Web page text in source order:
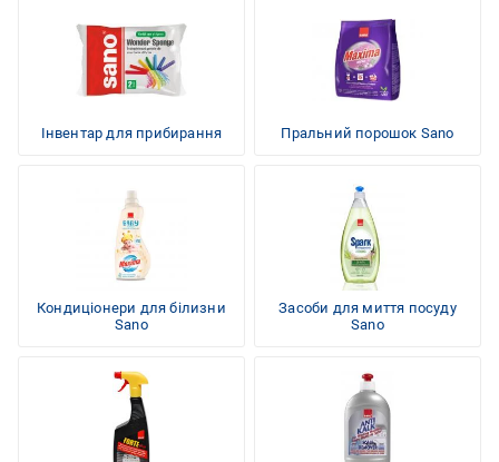
Інвентар для прибирання Пральний порошок Sano
Кондиціонери для білизни
Sano
Засоби для миття посуду
Sano